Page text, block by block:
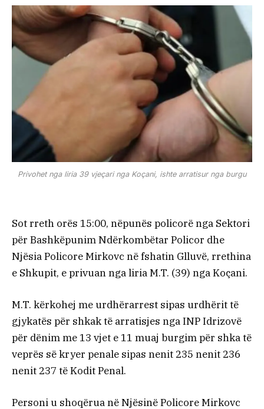
Privohet nga liria 39 vjeçari nga Koçani, ishte arratisur nga burgu
Sot rreth orës 15:00, nëpunës policorë nga Sektori
për Bashkëpunim Ndërkombëtar Policor dhe
Njësia Policore Mirkovc në fshatin Glluvë, rrethina
e Shkupit, e privuan nga liria M.T. (39) nga Koçani.
M.T. kërkohej me urdhërarrest sipas urdhërit të
gjykatës për shkak të arratisjes nga INP Idrizovë
për dënim me 13 vjet e 11 muaj burgim për shka të
veprës së kryer penale sipas nenit 235 nenit 236
nenit 237 të Kodit Penal.
Personi u shoqërua në Njësinë Policore Mirkovc